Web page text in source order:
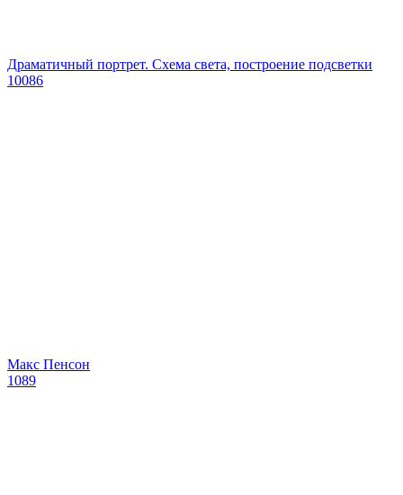
Драматичный портрет. Схема света, построение подсветки
10086
Макс Пенсон
1089